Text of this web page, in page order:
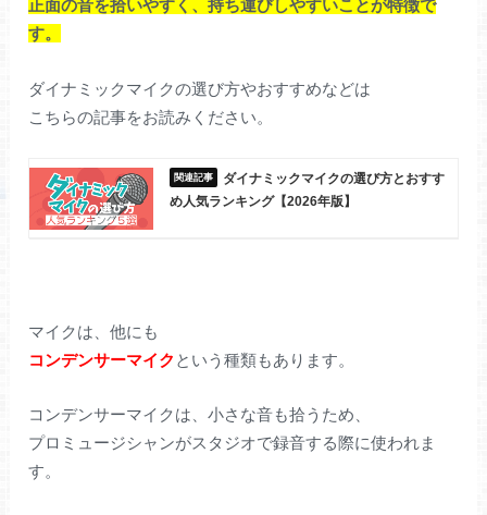
正面の音を拾いやすく、持ち運びしやすいことが特徴で
す。
ダイナミックマイクの選び方やおすすめなどは
こちらの記事をお読みください。
ダイナミックマイクの選び方とおすす
め人気ランキング【2026年版】
マイクは、他にも
コンデンサーマイク という種類もあります。
コンデンサーマイクは、小さな音も拾うため、
プロミュージシャンがスタジオで録音する際に使われま
す。